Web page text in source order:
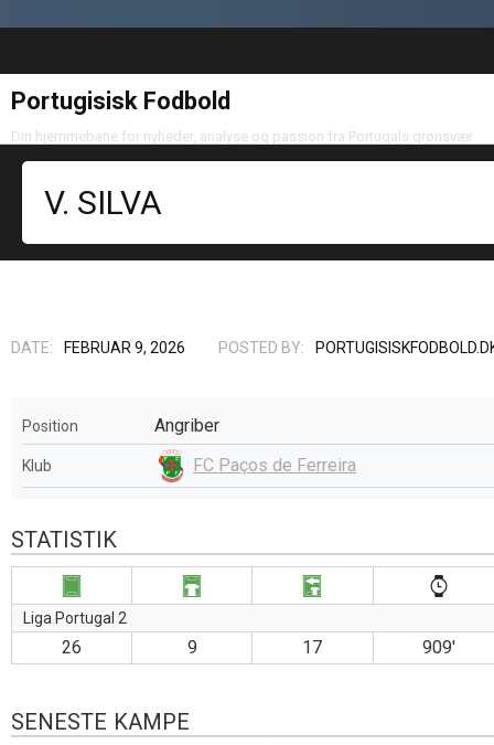
Portugisisk Fodbold
Din hjemmebane for nyheder, analyse og passion fra Portugals grønsvær
V. SILVA
DATE: FEBRUAR 9, 2026 POSTED BY:
Position Angriber
Klub FC Paços de Ferreira
STATISTIK
Liga Portugal 2
26 9 17 909′
SENESTE KAMPE